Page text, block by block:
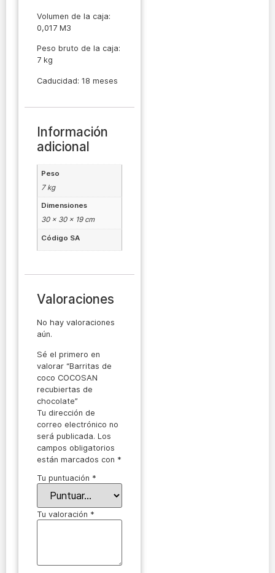
Volumen de la caja:
0,017 M3
Peso bruto de la caja:
7 kg
Caducidad: 18 meses
Información
adicional
Peso
7 kg
Dimensiones
30 × 30 × 19 cm
Código SA
Valoraciones
No hay valoraciones
aún.
Sé el primero en
valorar “Barritas de
coco COCOSAN
recubiertas de
chocolate”
Tu dirección de
correo electrónico no
será publicada. Los
campos obligatorios
están marcados con *
Tu puntuación *
Tu valoración *